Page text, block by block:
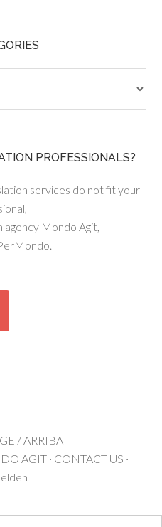
PROFESSIONALS?
services do not fit your
Mondo Agit,
/ ARRIBA
AGIT · CONTACT US ·